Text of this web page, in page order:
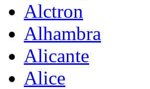
Alctron
Alhambra
Alicante
Alice